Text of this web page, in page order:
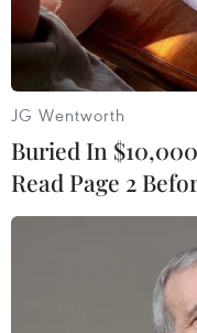
Kết quả kỳ thi tốt
giai đoạn 2020-
các môn Khoa
JG Wentworth
Buried In
Read Page 2